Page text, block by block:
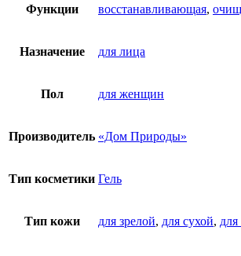
Функции восстанавливающая,
Назначение для лица
Пол для женщин
Производитель «Дом Природы»
Тип косметики Гель
Тип кожи для зрелой, для сухой,